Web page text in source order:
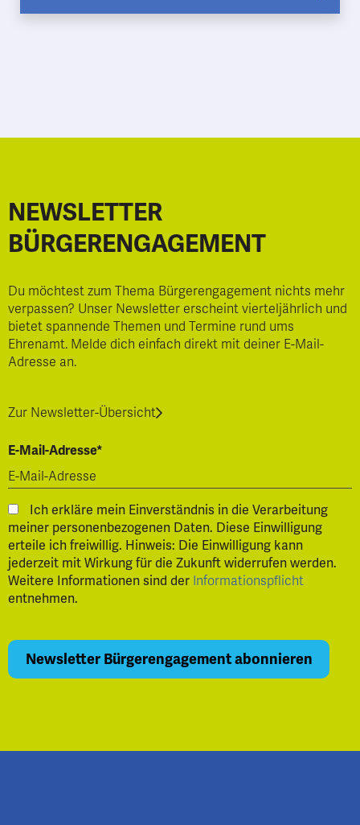
NEWSLETTER
BÜRGERENGAGEMENT
Du möchtest zum Thema Bürgerengagement nichts mehr
verpassen? Unser Newsletter erscheint vierteljährlich und
bietet spannende Themen und Termine rund ums
Ehrenamt. Melde dich einfach direkt mit deiner E-Mail-
Adresse an.
Zur Newsletter-Übersicht
E-Mail-Adresse*
Ich erkläre mein Einverständnis in die Verarbeitung
meiner personenbezogenen Daten. Diese Einwilligung
erteile ich freiwillig. Hinweis: Die Einwilligung kann
jederzeit mit Wirkung für die Zukunft widerrufen werden.
Weitere Informationen sind der Informationspflicht
entnehmen.